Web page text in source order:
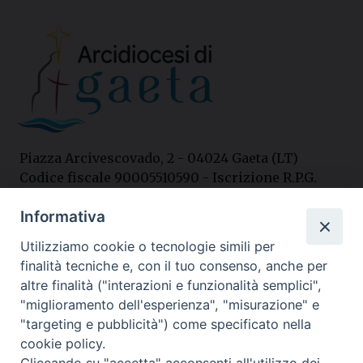
Piazza Arcivescovado, 2 - 04024 Gaeta (LT)
Codice fiscale 90005510590 - Iscrizione R.P.G.
Contatti
Curia
Tel. 0771.740341
Palazzo De Vio
Tel. 0771.464088
Informativa
Utilizziamo cookie o tecnologie simili per
finalità tecniche e, con il tuo consenso, anche per
altre finalità ("interazioni e funzionalità semplici",
"miglioramento dell'esperienza", "misurazione" e
"targeting e pubblicità") come specificato nella
cookie policy.